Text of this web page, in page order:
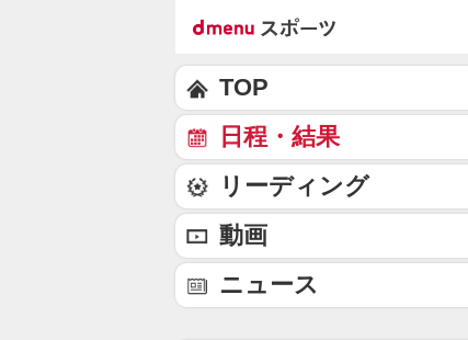
TOP
日程・結果
リーディング
動画
ニュース